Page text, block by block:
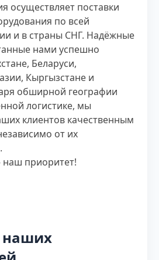
осуществляет поставки
по всей
и в страны СНГ. Надёжные
нами успешно
Беларуси,
Кыргызстане и
обширной географии
логистике, мы
клиентов качественным
от их
приоритет!
наших